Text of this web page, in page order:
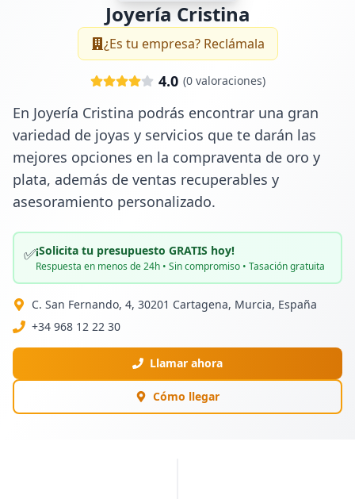
Joyería Cristina
¿Es tu empresa? Reclámala
4.0 (0valoraciones)
En Joyería Cristina podrás encontrar una gran
variedad de joyas y servicios que te darán las
mejores opciones en la compraventa de oro y
plata, además de ventas recuperables y
asesoramiento personalizado.
✅¡Solicita tu presupuesto GRATIS hoy!
Respuesta en menos de 24h • Sin compromiso • Tasación gratuita
C. San Fernando, 4, 30201 Cartagena, Murcia, España
+34 968 12 22 30
Llamar ahora
Cómo llegar